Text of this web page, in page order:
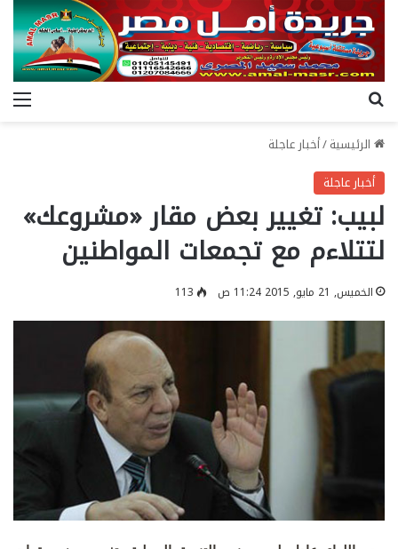
الرئيسية/أخبار عاجلة
أخبار عاجلة
لبيب: تغيير بعض مقار «مشروعك»
لتتلاءم مع تجمعات المواطنين
الخميس, 21 مايو, 2015 11:24 ص 113